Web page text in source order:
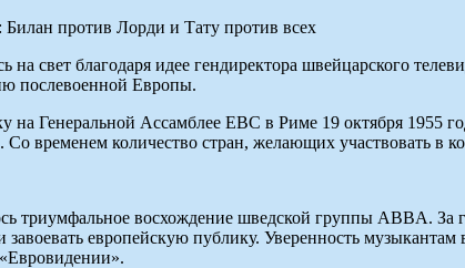
на свет благодаря идее гендиректора швейцарского
послевоенной Европы.
на Генеральной Ассамблее ЕВС в Риме 19 октября 1955
Со временем количество стран, желающих участвовать в
триумфальное восхождение шведской группы ABBA. За
европейскую публику. Уверенность